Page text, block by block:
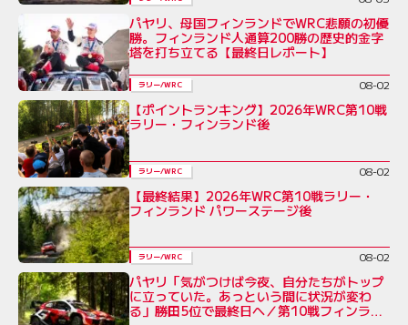
パヤリ、母国フィンランドでWRC悲願の初優
勝。フィンランド人通算200勝の歴史的金字
塔を打ち立てる【最終日レポート】
ラリー/WRC 08-02
【ポイントランキング】2026年WRC第10戦
ラリー・フィンランド後
ラリー/WRC 08-02
【最終結果】2026年WRC第10戦ラリー・
フィンランド パワーステージ後
ラリー/WRC 08-02
パヤリ「気がつけば今夜、自分たちがトップ
に立っていた。あっという間に状況が変わ
る」勝田5位で最終日へ／第10戦フィンラン